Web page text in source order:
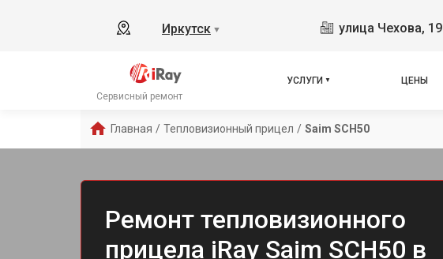
Иркутск ▼ улица Чехова, 19
Сервисный ремонт
УСЛУГИ ЦЕНЫ
Главная / Тепловизионный прицел / Saim SCH50
Ремонт тепловизионного
прицела iRay Saim SCH50 в